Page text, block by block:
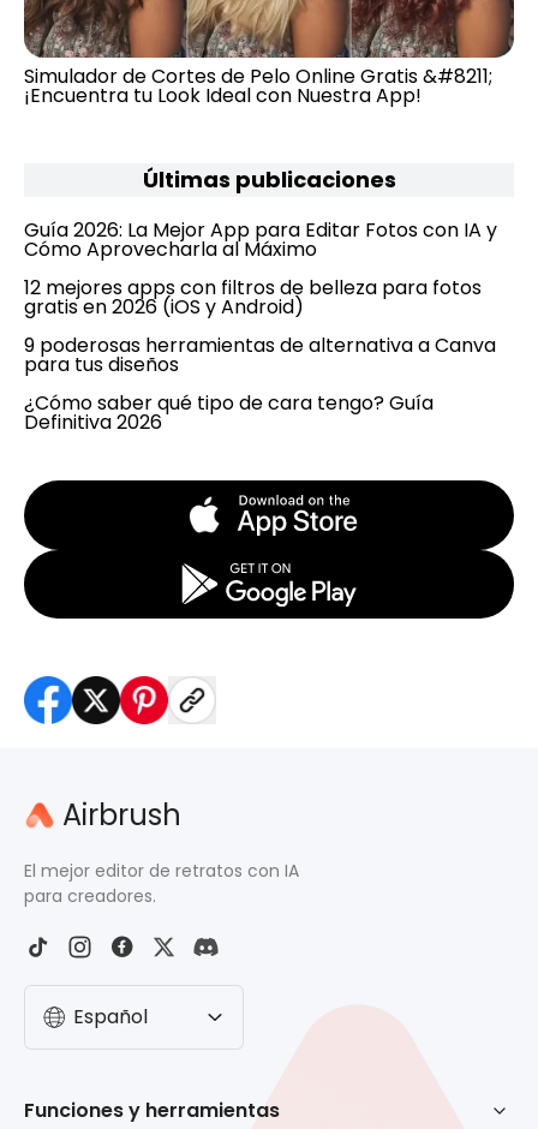
Simulador de Cortes de Pelo Online Gratis &#8211;
¡Encuentra tu Look Ideal con Nuestra App!
Últimas publicaciones
Guía 2026: La Mejor App para Editar Fotos con IA y
Cómo Aprovecharla al Máximo
12 mejores apps con filtros de belleza para fotos
gratis en 2026 (iOS y Android)
9 poderosas herramientas de alternativa a Canva
para tus diseños
¿Cómo saber qué tipo de cara tengo? Guía
Definitiva 2026
Airbrush
El mejor editor de retratos con IA
para creadores.
Español
Funciones y herramientas